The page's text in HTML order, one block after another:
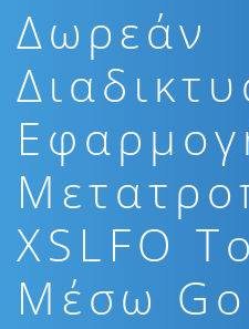
Δωρεάν
XSLFO
Μέσω Go